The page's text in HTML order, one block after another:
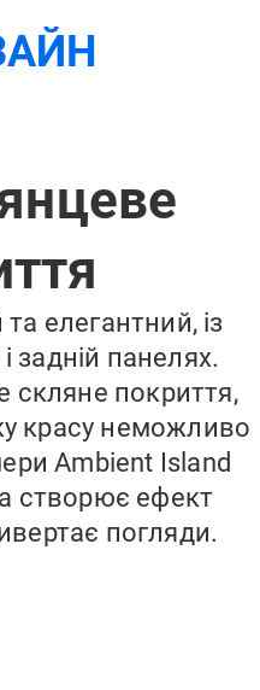
елегантний, із
задній панелях.
скляне покриття,
красу неможливо
Ambient Island
створює ефект
погляди.